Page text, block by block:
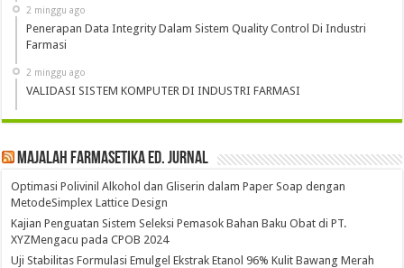
2 minggu ago
Penerapan Data Integrity Dalam Sistem Quality Control Di Industri
Farmasi
2 minggu ago
VALIDASI SISTEM KOMPUTER DI INDUSTRI FARMASI
Majalah Farmasetika Ed. Jurnal
Optimasi Polivinil Alkohol dan Gliserin dalam Paper Soap dengan
MetodeSimplex Lattice Design
Kajian Penguatan Sistem Seleksi Pemasok Bahan Baku Obat di PT.
XYZMengacu pada CPOB 2024
Uji Stabilitas Formulasi Emulgel Ekstrak Etanol 96% Kulit Bawang Merah